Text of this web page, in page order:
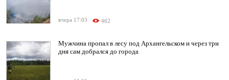
вчера 17:03 462
Мужчина пропал в лесу под Архангельском и через три
дня сам добрался до города